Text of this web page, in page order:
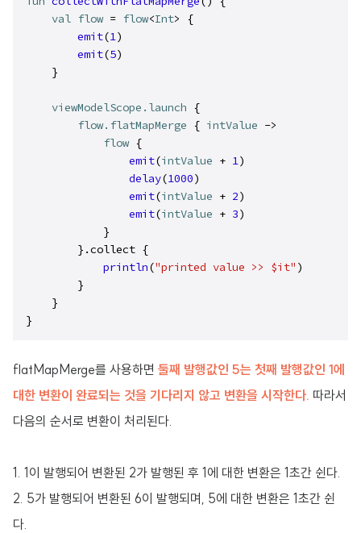
val flow = flow<Int> {
emit(1)
emit(5)
    }
viewModelScope.launch {
flow.flatMapMerge { intValue ->
flow {
emit(intValue + 1)
delay(1000)
emit(intValue + 2)
emit(intValue + 3)
            }
        }.collect {
println("printed value >> $it" )
        }
    }
}
flatMapMerge를 사용하면 둘째 발행값인 5는 첫째 발행값인 1에
대한 변환이 완료되는 것을 기다리지 않고 변환을 시작한다. 따라서
다음의 순서로 변환이 처리된다.
1. 1이 발행되어 변환된 2가 발행된 후 1에 대한 변환은 1초간 쉰다.
2. 5가 발행되어 변환된 6이 발행되며, 5에 대한 변환은 1초간 쉰
다.